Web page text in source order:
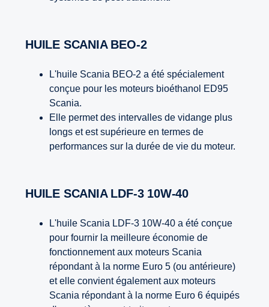
HUILE SCANIA BEO-2
L'huile Scania BEO-2 a été spécialement
conçue pour les moteurs bioéthanol ED95
Scania.
Elle permet des intervalles de vidange plus
longs et est supérieure en termes de
performances sur la durée de vie du moteur.
HUILE SCANIA LDF-3 10W-40
L'huile Scania LDF-3 10W-40 a été conçue
pour fournir la meilleure économie de
fonctionnement aux moteurs Scania
répondant à la norme Euro 5 (ou antérieure)
et elle convient également aux moteurs
Scania répondant à la norme Euro 6 équipés